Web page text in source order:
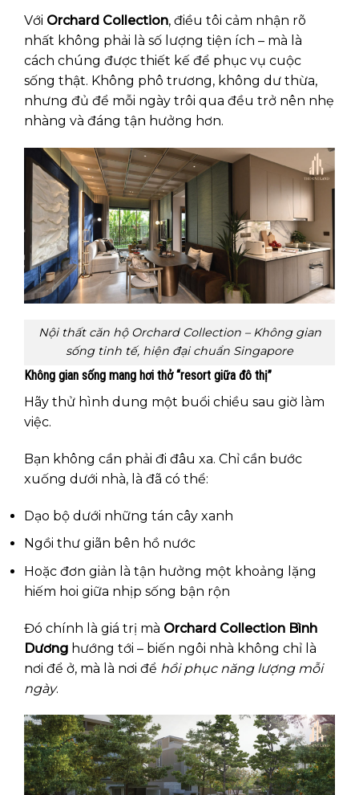
Với Orchard Collection, điều tôi cảm nhận rõ
nhất không phải là số lượng tiện ích – mà là
cách chúng được thiết kế để phục vụ cuộc
sống thật. Không phô trương, không dư thừa,
nhưng đủ để mỗi ngày trôi qua đều trở nên nhẹ
nhàng và đáng tận hưởng hơn.
Nội thất căn hộ Orchard Collection – Không gian
sống tinh tế, hiện đại chuẩn Singapore
Không gian sống mang hơi thở “resort giữa đô thị”
Hãy thử hình dung một buổi chiều sau giờ làm
việc.
Bạn không cần phải đi đâu xa. Chỉ cần bước
xuống dưới nhà, là đã có thể:
Dạo bộ dưới những tán cây xanh
Ngồi thư giãn bên hồ nước
Hoặc đơn giản là tận hưởng một khoảng lặng
hiếm hoi giữa nhịp sống bận rộn
Đó chính là giá trị mà Orchard Collection Bình
Dương hướng tới – biến ngôi nhà không chỉ là
nơi để ở, mà là nơi để hồi phục năng lượng mỗi
ngày.